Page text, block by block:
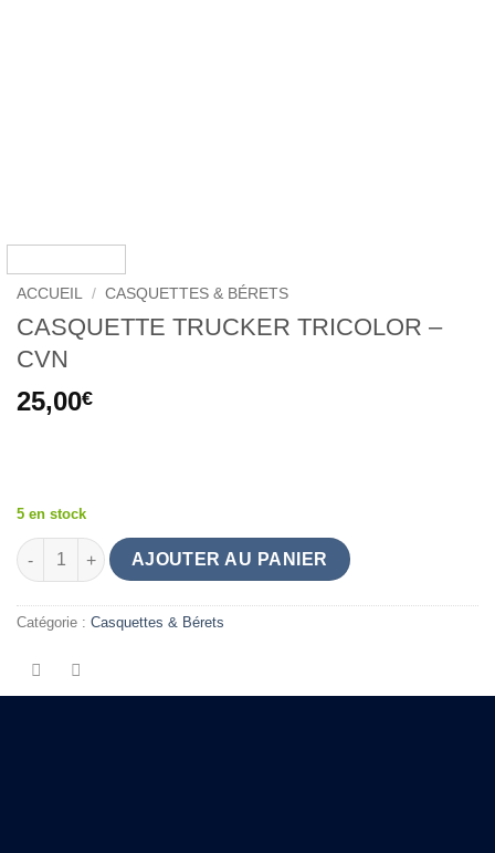
ACCUEIL / CASQUETTES & BÉRETS
CASQUETTE TRUCKER TRICOLOR –
CVN
25,00€
5 en stock
quantité de CASQUETTE TRUCKER TRICOLOR - CVN
AJOUTER AU PANIER
Catégorie : Casquettes & Bérets